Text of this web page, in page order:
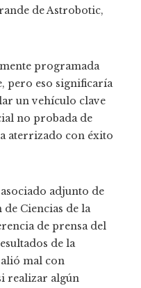
de Astrobotic,
programada
pero eso significaría
un vehículo clave
no probada de
aterrizado con éxito
adjunto de
Ciencias de la
de prensa del
de la
mal con
realizar algún